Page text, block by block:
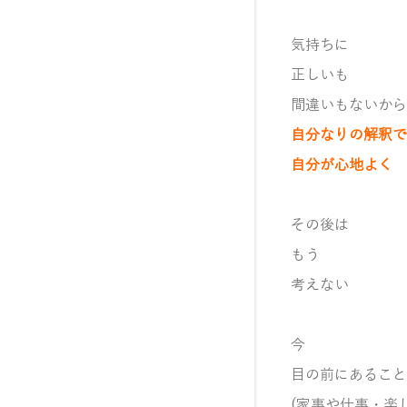
気持ちに
正しいも
間違いもないから
自分なりの解釈で
自分が心地よく
その後は
もう
考えない
今
目の前にあること